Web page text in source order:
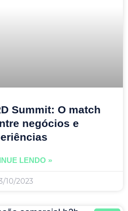
Summit: O match
negócios e
LENDO »
10/2023